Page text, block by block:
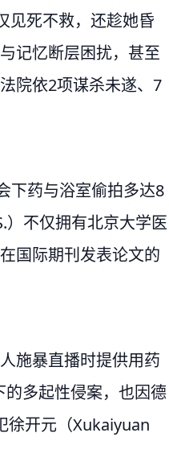
见死不救，还趁她昏
记忆断层困扰，甚至
院依2项谋杀未遂、7
下药与浴室偷拍多达8
不仅拥有北京大学医
国际期刊发表论文的
施暴直播时提供用药
多起性侵案，也因德
徐开元（Xukaiyuan